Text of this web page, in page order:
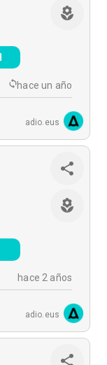
hace un año
adio.eus
hace 2 años
adio.eus